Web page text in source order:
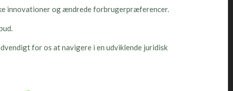
innovationer og ændrede forbrugerpræferencer.
for os at navigere i en udviklende juridisk